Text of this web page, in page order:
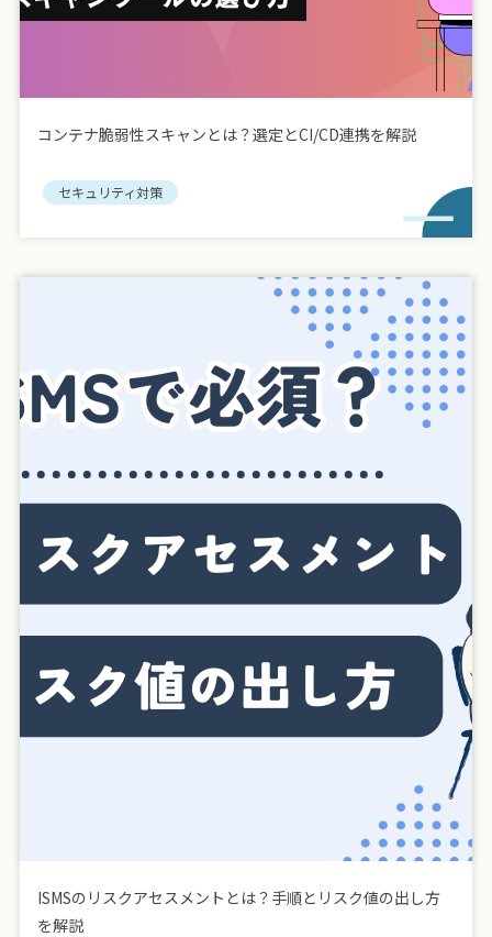
コンテナ脆弱性スキャンとは？選定とCI/CD連携を解説
セキュリティ対策
ISMSのリスクアセスメントとは？手順とリスク値の出し方
を解説